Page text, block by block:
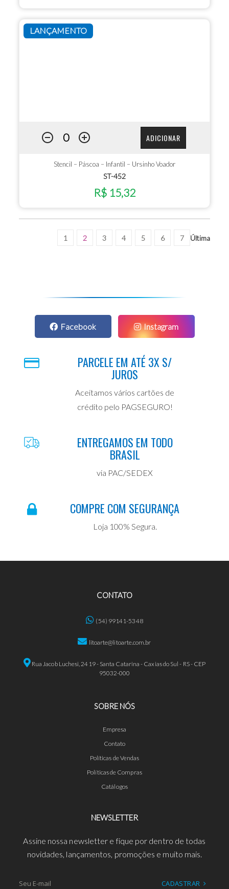
LANÇAMENTO
ADICIONAR
Stencil – Páscoa – Infantil – Ursinho Voador
ST-452
R$ 15,32
1 2 3 4 5 6 7 Última
Facebook Instagram
PARCELE EM ATÉ 3X S/
JUROS
Aceitamos vários cartões de
crédito pelo PAGSEGURO!
ENTREGAMOS EM TODO
BRASIL
via PAC/SEDEX
COMPRE COM SEGURANÇA
Loja 100% Segura.
CONTATO
(54) 99141-5348
litoarte@litoarte.com.br
Rua Jacob Luchesi, 2419 - Santa Catarina - Caxias do Sul - RS - CEP
95032-000
SOBRE NÓS
Empresa
Contato
Políticas de Vendas
Políticas de Compras
Catálogos
NEWSLETTER
Assine nossa newsletter e fique por dentro de todas
novidades, lançamentos, promoções e muito mais.
CADASTRAR